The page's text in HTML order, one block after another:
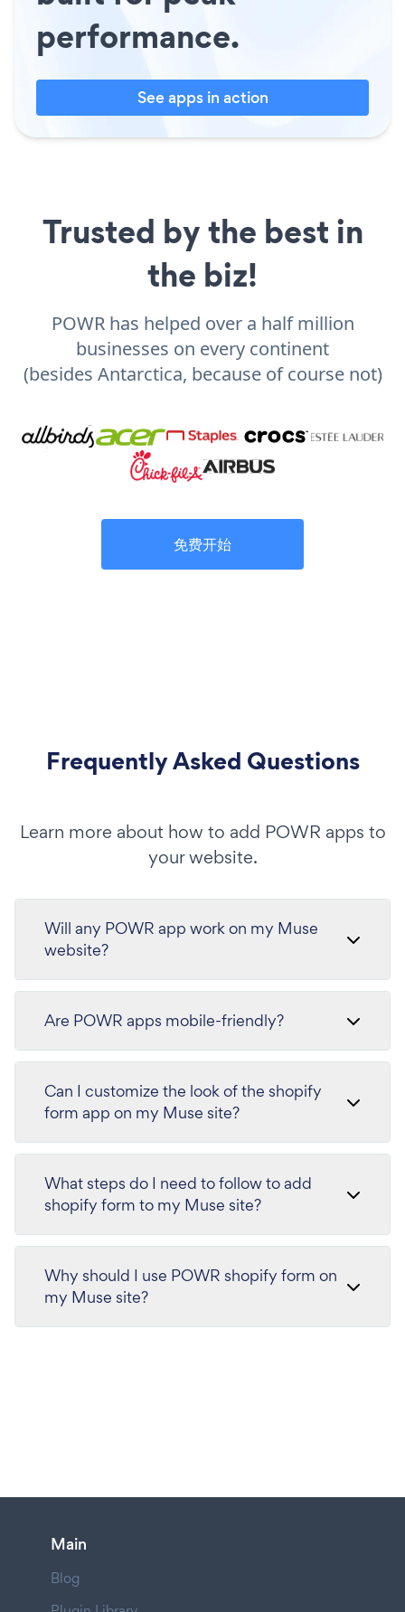
performance.
See apps in action
Trusted by the best in
the biz!
POWR has helped over a half million
businesses on every continent
(besides Antarctica, because of course not)
免费开始
Frequently Asked Questions
Learn more about how to add POWR apps to
your website.
Will any POWR app work on my Muse
website?
Are POWR apps mobile-friendly?
Can I customize the look of the shopify
form app on my Muse site?
What steps do I need to follow to add
shopify form to my Muse site?
Why should I use POWR shopify form on
my Muse site?
Main
Blog